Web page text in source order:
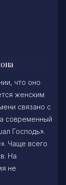
что оно
женским
связано с
современный
Господь».
Чаще всего
На
не